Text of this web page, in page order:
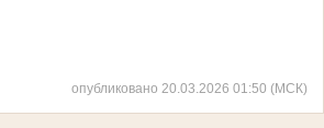
опубликовано 20.03.2026 01:50 (МСК)